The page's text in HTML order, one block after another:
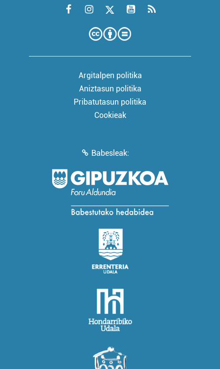
Argitalpen politika
Aniztasun politika
Pribatutasun politika
Cookieak
Babesleak: